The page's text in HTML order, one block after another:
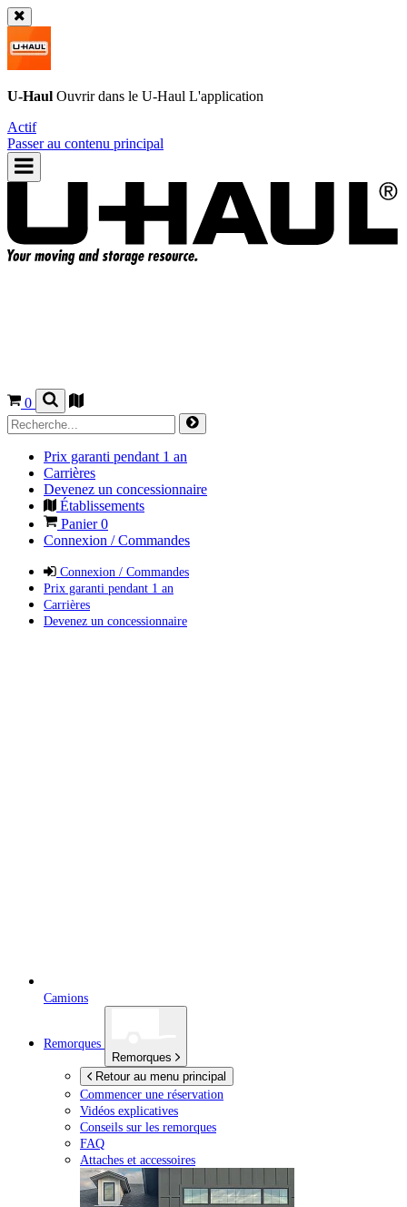
U-Haul Ouvrir dans le U-Haul L'application
Actif
Passer au contenu principal
0
Prix garanti pendant 1 an
Carrières
Devenez un concessionnaire
Établissements
Panier0
Connexion / Commandes
Connexion / Commandes
Prix garanti pendant 1 an
Carrières
Devenez un concessionnaire
Camions
Remorques
Remorques
Retour au menu principal
Commencer une réservation
Vidéos explicatives
Conseils sur les remorques
FAQ
Attaches et accessoires